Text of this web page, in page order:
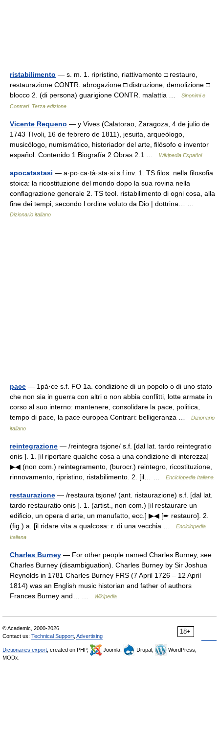
ristabilimento — s. m. 1. ripristino, riattivamento □ restauro,
restaurazione CONTR. abrogazione □ distruzione, demolizione □
blocco 2. (di persona) guarigione CONTR. malattia …
Sinonimi e
Contrari. Terza edizione
Vicente Requeno — y Vives (Calatorao, Zaragoza, 4 de julio de
1743 Tívoli, 16 de febrero de 1811), jesuita, arqueólogo,
musicólogo, numismático, historiador del arte, filósofo e inventor
español. Contenido 1 Biografía 2 Obras 2.1 …
Wikipedia Español
apocatastasi — a·po·ca·tà·sta·si s.f.inv. 1. TS filos. nella filosofia
stoica: la ricostituzione del mondo dopo la sua rovina nella
conflagrazione generale 2. TS teol. ristabilimento di ogni cosa, alla
fine dei tempi, secondo l ordine voluto da Dio | dottrina… …
Dizionario italiano
pace — 1pà·ce s.f. FO 1a. condizione di un popolo o di uno stato
che non sia in guerra con altri o non abbia conflitti, lotte armate in
corso al suo interno: mantenere, consolidare la pace, politica,
tempo di pace, la pace europea Contrari: belligeranza …
Dizionario
italiano
reintegrazione — /reintegra tsjone/ s.f. [dal lat. tardo reintegratio
onis ]. 1. [il riportare qualche cosa a una condizione di interezza]
▶◀ (non com.) reintegramento, (burocr.) reintegro, ricostituzione,
rinnovamento, ripristino, ristabilimento. 2. [il… …
Enciclopedia Italiana
restaurazione — /restaura tsjone/ (ant. ristaurazione) s.f. [dal lat.
tardo restauratio onis ]. 1. (artist., non com.) [il restaurare un
edificio, un opera d arte, un manufatto, ecc.] ▶◀ [➨ restauro]. 2.
(fig.) a. [il ridare vita a qualcosa: r. di una vecchia …
Enciclopedia
Italiana
Charles Burney — For other people named Charles Burney, see
Charles Burney (disambiguation). Charles Burney by Sir Joshua
Reynolds in 1781 Charles Burney FRS (7 April 1726 – 12 April
1814) was an English music historian and father of authors
Frances Burney and… …
Wikipedia
18+
© Academic, 2000-2026
Contact us: Technical Support Advertising
Dictionaries export , created on PHP, Joomla, Drupal,
WordPress,
MODx.